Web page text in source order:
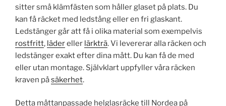
sitter små klämfästen som håller glaset på plats. Du
kan få räcket med ledstång eller en fri glaskant.
Ledstänger går att få i olika material som exempelvis
rostfritt, lädereller lärkträ. Vi levererar alla räcken och
ledstänger exakt efter dina mått. Du kan få de med
eller utan montage. Självklart uppfyller våra räcken
kraven påsäkerhet.
Detta måttanpassade helglasräcke till Nordea på